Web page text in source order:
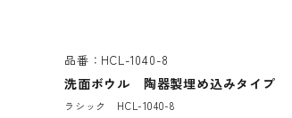
品番：HCL-1040-8
洗面ボウル 陶器製埋め込みタイプ
ラシック HCL-1040-8